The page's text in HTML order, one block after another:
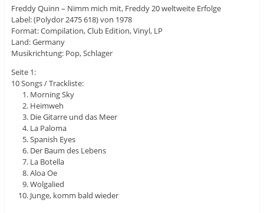
Freddy Quinn – Nimm mich mit, Freddy 20 weltweite Erfolge
Label: (Polydor 2475 618) von 1978
Format: Compilation, Club Edition, Vinyl, LP
Land: Germany
Musikrichtung: Pop, Schlager
Seite 1:
10 Songs / Trackliste:
Morning Sky
Heimweh
Die Gitarre und das Meer
La Paloma
Spanish Eyes
Der Baum des Lebens
La Botella
Aloa Oe
Wolgalied
Junge, komm bald wieder